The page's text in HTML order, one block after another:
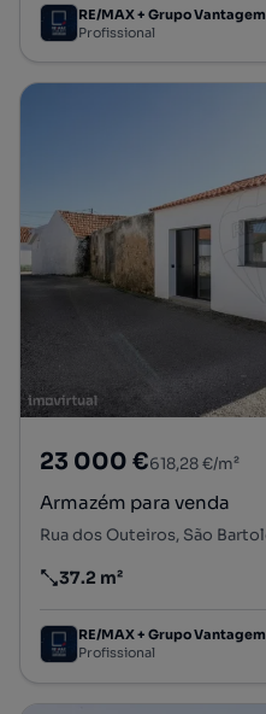
RE/MAX + Grupo Vantagem
Profissional
23 000 €618,28 €/m²
Armazém para venda
Preço por metro quadrado
37.2 m²
RE/MAX + Grupo Vantagem
Profissional